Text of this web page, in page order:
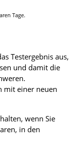
Tage.
Testergebnis aus,
und damit die
mit einer neuen
wenn Sie
in den